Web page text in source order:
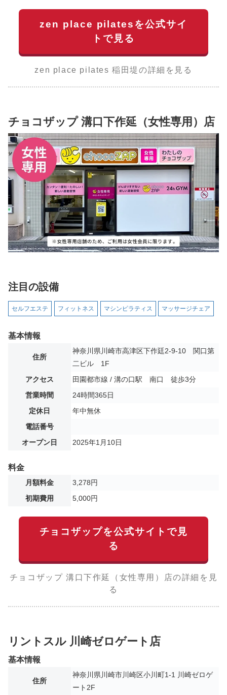
zen place pilatesを公式サイ
トで見る
zen place pilates 稲田堤の詳細を見る
チョコザップ 溝口下作延（女性専用）店
注目の設備
セルフエステ フィットネス マシンピラティス マッサージチェア
基本情報
住所
神奈川県川崎市高津区下作廷2-9-10 関口第
二ビル 1F
アクセス
田園都市線 / 溝の口駅 南口 徒歩3分
営業時間
24時間365日
定休日
年中無休
電話番号
オープン日
2025年1月10日
料金
月額料金
3,278円
初期費用
5,000円
チョコザップを公式サイトで見
る
チョコザップ 溝口下作延（女性専用）店の詳細を見
る
リントスル 川崎ゼロゲート店
基本情報
住所
神奈川県川崎市川崎区小川町1-1 川崎ゼロゲ
ート2F